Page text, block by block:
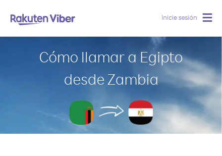
Inicie sesión
Cómo llamar a Egipto
desde Zambia